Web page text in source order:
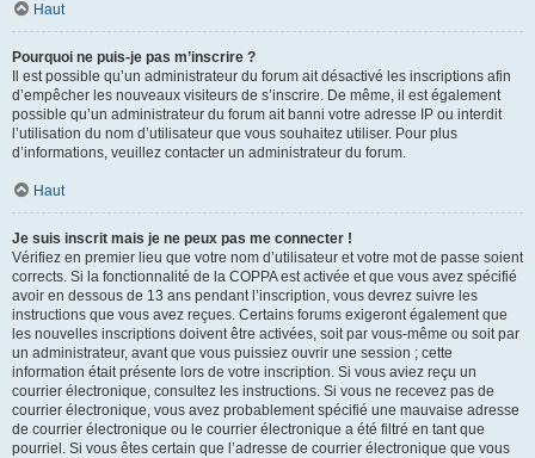
Haut
Pourquoi ne puis-je pas m’inscrire ?
Il est possible qu’un administrateur du forum ait désactivé les inscriptions afin
d’empêcher les nouveaux visiteurs de s’inscrire. De même, il est également
possible qu’un administrateur du forum ait banni votre adresse IP ou interdit
l’utilisation du nom d’utilisateur que vous souhaitez utiliser. Pour plus
d’informations, veuillez contacter un administrateur du forum.
Haut
Je suis inscrit mais je ne peux pas me connecter !
Vérifiez en premier lieu que votre nom d’utilisateur et votre mot de passe soient
corrects. Si la fonctionnalité de la COPPA est activée et que vous avez spécifié
avoir en dessous de 13 ans pendant l’inscription, vous devrez suivre les
instructions que vous avez reçues. Certains forums exigeront également que
les nouvelles inscriptions doivent être activées, soit par vous-même ou soit par
un administrateur, avant que vous puissiez ouvrir une session ; cette
information était présente lors de votre inscription. Si vous aviez reçu un
courrier électronique, consultez les instructions. Si vous ne recevez pas de
courrier électronique, vous avez probablement spécifié une mauvaise adresse
de courrier électronique ou le courrier électronique a été filtré en tant que
pourriel. Si vous êtes certain que l’adresse de courrier électronique que vous